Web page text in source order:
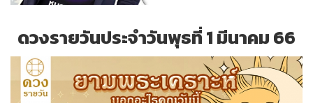
ดวงรายวันประจำวันพุธที่ 1 มีนาคม 66